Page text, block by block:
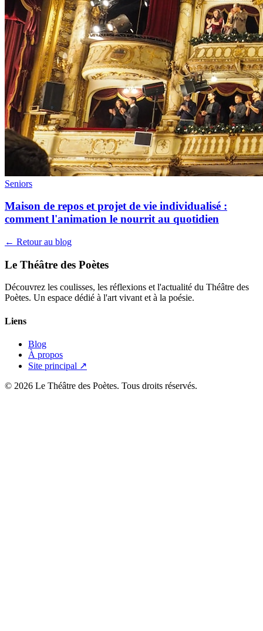
Seniors
Maison de repos et projet de vie individualisé :
comment l'animation le nourrit au quotidien
← Retour au blog
Le Théâtre des Poètes
Découvrez les coulisses, les réflexions et l'actualité du Théâtre des
Poètes. Un espace dédié à l'art vivant et à la poésie.
Liens
Blog
À propos
Site principal ↗
© 2026 Le Théâtre des Poètes. Tous droits réservés.